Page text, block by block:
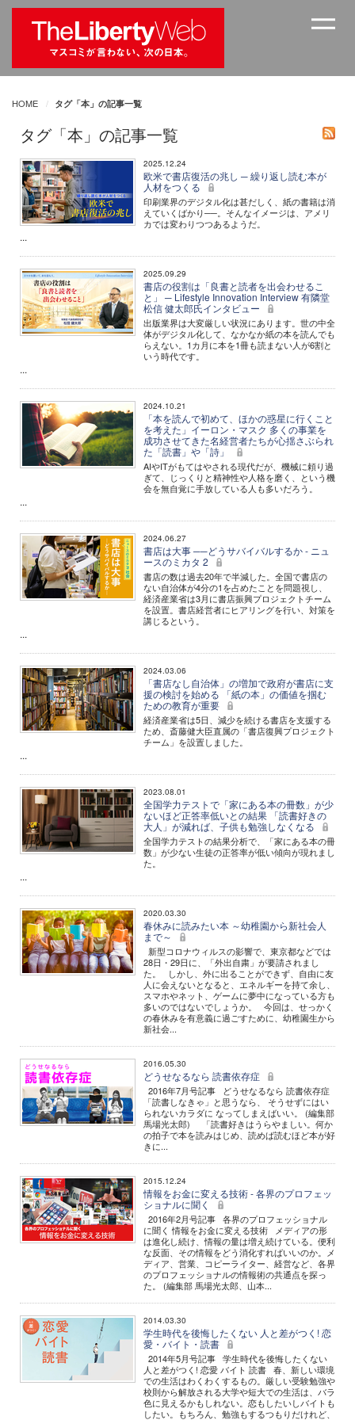
HOME タグ「本」の記事一覧
タグ「本」の記事一覧
2025.12.24
欧米で書店復活の兆し ─ 繰り返し読む本が
人材をつくる
印刷業界のデジタル化は甚だしく、紙の書籍は消
えていくばかり──。そんなイメージは、アメリ
カでは変わりつつあるようだ。
...
2025.09.29
書店の役割は「良書と読者を出会わせるこ
と」 ─ Lifestyle Innovation Interview 有隣堂
松信 健太郎氏インタビュー
出版業界は大変厳しい状況にあります。世の中全
体がデジタル化して、なかなか紙の本を読んでも
らえない。1カ月に本を1冊も読まない人が6割と
いう時代です。
...
2024.10.21
「本を読んで初めて、ほかの惑星に行くこと
を考えた」イーロン・マスク 多くの事業を
成功させてきた名経営者たちが心揺さぶられ
た「読書」や「詩」
AIやITがもてはやされる現代だが、機械に頼り過
ぎて、じっくりと精神性や人格を磨く、という機
会を無自覚に手放している人も多いだろう。
...
2024.06.27
書店は大事 ──どうサバイバルするか - ニュ
ースのミカタ 2
書店の数は過去20年で半減した。全国で書店の
ない自治体が4分の1を占めたことを問題視し、
経済産業省は3月に書店振興プロジェクトチーム
を設置。書店経営者にヒアリングを行い、対策を
講じるという。
...
2024.03.06
「書店なし自治体」の増加で政府が書店に支
援の検討を始める 「紙の本」の価値を掴む
ための教育が重要
経済産業省は5日、減少を続ける書店を支援する
ため、斎藤健大臣直属の「書店復興プロジェクト
チーム」を設置しました。
...
2023.08.01
全国学力テストで「家にある本の冊数」が少
ないほど正答率低いとの結果 「読書好きの
大人」が減れば、子供も勉強しなくなる
全国学力テストの結果分析で、「家にある本の冊
数」が少ない生徒の正答率が低い傾向が現れまし
た。
...
2020.03.30
春休みに読みたい本 ～幼稚園から新社会人
まで～
新型コロナウィルスの影響で、東京都などでは
28日・29日に、「外出自粛」が要請されまし
た。 しかし、外に出ることができず、自由に友
人に会えないとなると、エネルギーを持て余し、
スマホやネット、ゲームに夢中になっている方も
多いのではないでしょうか。 今回は、せっかく
の春休みを有意義に過ごすために、幼稚園生から
新社会...
2016.05.30
どうせなるなら 読書依存症
2016年7月号記事 どうせなるなら 読書依存症
「読書しなきゃ」と思うなら、 そうせずにはい
られないカラダに なってしまえばいい。 (編集部
馬場光太郎) 「読書好きはうらやましい。何か
の拍子で本を読みはじめ、読めば読むほど本が好
きに...
2015.12.24
情報をお金に変える技術 - 各界のプロフェッ
ショナルに聞く
2016年2月号記事 各界のプロフェッショナル
に聞く 情報をお金に変える技術 メディアの形
は進化し続け、情報の量は増え続けている。便利
な反面、その情報をどう消化すればいいのか。メ
ディア、営業、コピーライター、経営など、各界
のプロフェッショナルの情報術の共通点を探っ
た。 (編集部 馬場光太郎、山本...
2014.03.30
学生時代を後悔したくない 人と差がつく! 恋
愛・バイト・読書
2014年5月号記事 学生時代を後悔したくない
人と差がつく! 恋愛 バイト 読書 春、新しい環境
での生活はわくわくするもの。厳しい受験勉強や
校則から解放される大学や短大での生活は、バラ
色に見えるかもしれない。恋もしたいしバイトも
したい。もちろん、勉強もするつもりだけれど、